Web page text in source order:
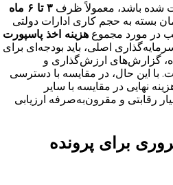
شده باشد، معمولاً ظرف ۳ تا ۶ ماه
بسته به حجم کاری ادارات دولتی
در مورد مجموع هزینه اخذ پاسپورت
اصلی، باید بودجه‌ای برای
گزارش‌های ارزش‌گذاری و
با این حال، در مقایسه با دسترسی
نهایی در مقایسه با سایر
رقابتی و مقرون‌به‌صرفه ارزیابی
برای پرونده